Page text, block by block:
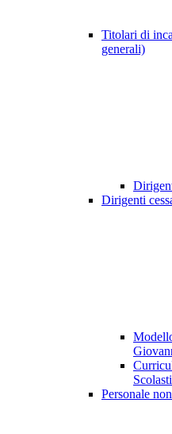
Titolari di
generali)
Dirigenti
Personale